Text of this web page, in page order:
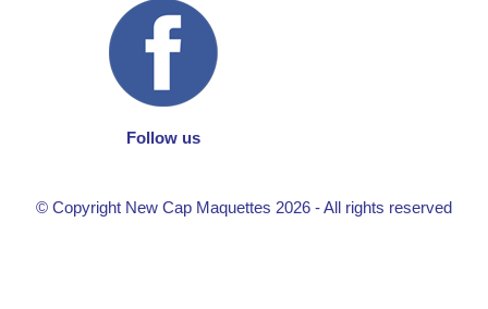
Follow us
© Copyright New Cap Maquettes 2026 - All rights reserved